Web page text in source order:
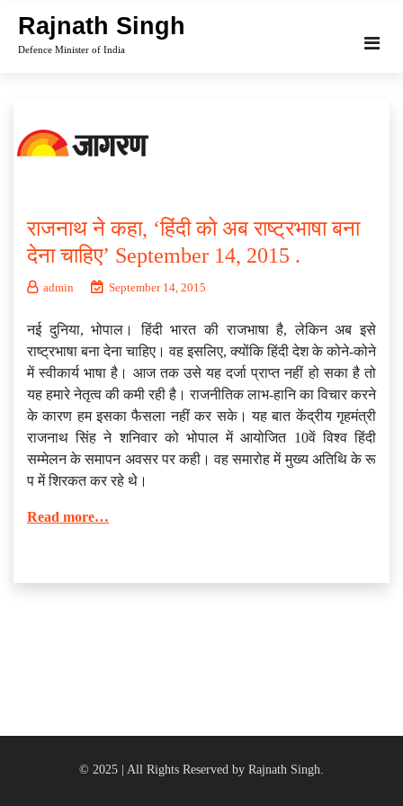
content
Rajnath Singh
Defence Minister of India
राजनाथ ने कहा, ‘हिंदी को अब राष्ट्रभाषा बना
देना चाहिए’ September 14, 2015 .
admin September 14, 2015
नई दुनिया, भोपाल। हिंदी भारत की राजभाषा है, लेकिन अब इसे
राष्ट्रभाषा बना देना चाहिए। वह इसलिए, क्योंकि हिंदी देश के कोने-कोने
में स्वीकार्य भाषा है। आज तक उसे यह दर्जा प्राप्त नहीं हो सका है तो
यह हमारे नेतृत्व की कमी रही है। राजनीतिक लाभ-हानि का विचार करने
के कारण हम इसका फैसला नहीं कर सके। यह बात केंद्रीय गृहमंत्री
राजनाथ सिंह ने शनिवार को भोपाल में आयोजित 10वें विश्व हिंदी
सम्मेलन के समापन अवसर पर कही। वह समारोह में मुख्य अतिथि के रू
प में शिरकत कर रहे थे।
Read more…
© 2025 | All Rights Reserved by Rajnath Singh.